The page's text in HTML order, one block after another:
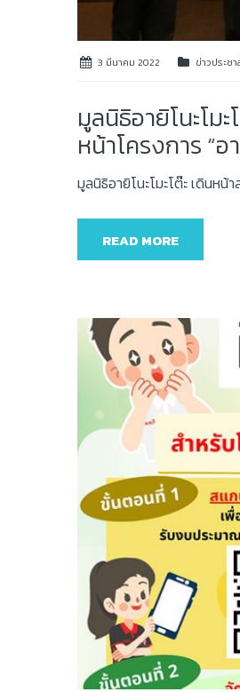
3 มีนาคม 2022 ข่าวประช
มูลนิธิอายิโนะโ
หน้าโครงการ “อ
มูลนิธิอายิโนะโมะโต๊ะ เดินห
READ MORE